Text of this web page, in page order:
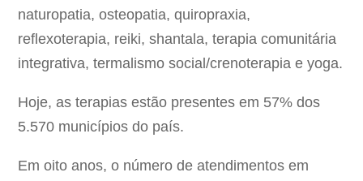
naturopatia, osteopatia, quiropraxia,
reflexoterapia, reiki, shantala, terapia comunitária
integrativa, termalismo social/crenoterapia e yoga.
Hoje, as terapias estão presentes em 57% dos
5.570 municípios do país.
Em oito anos, o número de atendimentos em